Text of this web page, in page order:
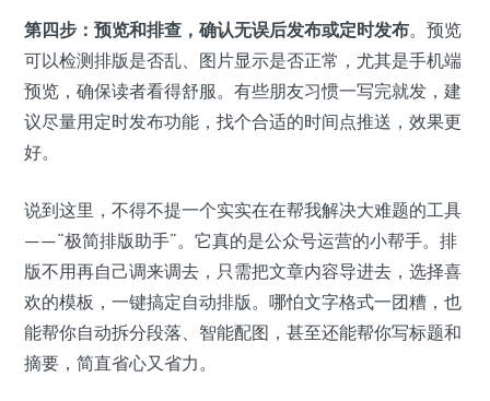
第四步：预览和排查，确认无误后发布或定时发布。预览
可以检测排版是否乱、图片显示是否正常，尤其是手机端
预览，确保读者看得舒服。有些朋友习惯一写完就发，建
议尽量用定时发布功能，找个合适的时间点推送，效果更
好。
说到这里，不得不提一个实实在在帮我解决大难题的工具
——“极简排版助手”。它真的是公众号运营的小帮手。排
版不用再自己调来调去，只需把文章内容导进去，选择喜
欢的模板，一键搞定自动排版。哪怕文字格式一团糟，也
能帮你自动拆分段落、智能配图，甚至还能帮你写标题和
摘要，简直省心又省力。